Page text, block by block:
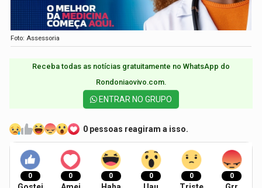
Foto: Assessoria
Receba todas as notícias gratuitamente no WhatsApp do
Rondoniaovivo.com.​
ENTRAR NO GRUPO
0 pessoas reagiram a isso.
0 0 0 0 0 0